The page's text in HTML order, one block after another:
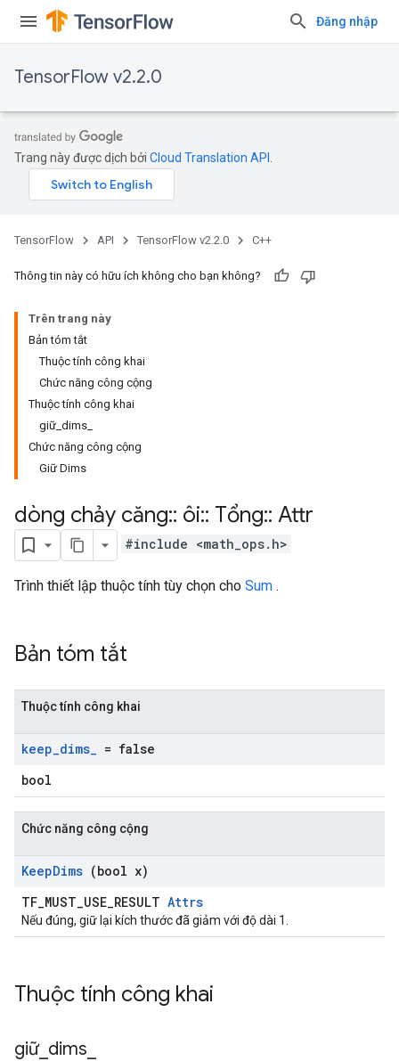
Đăng nhập
TensorFlow v2.2.0
Trang này được dịch bởi Cloud Translation API
TensorFlow API TensorFlow v2.2.0 C++
Thông tin này có hữu ích không cho bạn không?
Trên trang này
Bản tóm tắt
Thuộc tính công khai
Chức năng công cộng
Thuộc tính công khai
giữ_dims_
Chức năng công cộng
Giữ Dims
dòng chảy căng:: ôi:: Tổng:: Attr
#include <math_ops.h>
Trình thiết lập thuộc tính tùy chọn cho Sum .
Bản tóm tắt
Thuộc tính công khai
keep_dims_ = false
bool
Chức năng công cộng
KeepDims (bool x)
TF_MUST_USE_RESULT Attrs
Nếu đúng, giữ lại kích thước đã giảm với độ dài 1.
Thuộc tính công khai
giữ_ dims